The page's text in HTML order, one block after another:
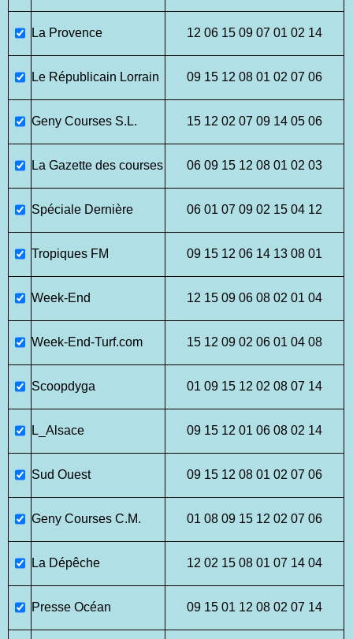
La Provence 12 06 15 09 07 01 02 14
Le Républicain Lorrain 09 15 12 08 01 02 07 06
Geny Courses S.L. 15 12 02 07 09 14 05 06
La Gazette des courses 06 09 15 12 08 01 02 03
Spéciale Dernière 06 01 07 09 02 15 04 12
Tropiques FM 09 15 12 06 14 13 08 01
Week-End 12 15 09 06 08 02 01 04
Week-End-Turf.com 15 12 09 02 06 01 04 08
Scoopdyga 01 09 15 12 02 08 07 14
L_Alsace 09 15 12 01 06 08 02 14
Sud Ouest 09 15 12 08 01 02 07 06
Geny Courses C.M. 01 08 09 15 12 02 07 06
La Dépêche 12 02 15 08 01 07 14 04
Presse Océan 09 15 01 12 08 02 07 14